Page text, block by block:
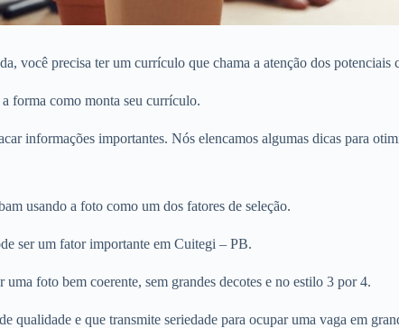
você precisa ter um currículo que chama a atenção dos potenciais
forma como monta seu currículo.
informações importantes. Nós elencamos algumas dicas para
usando a foto como um dos fatores de seleção.
ser um fator importante em Cuitegi – PB.
foto bem coerente, sem grandes decotes e no estilo 3 por 4.
e que transmite seriedade para ocupar uma vaga em